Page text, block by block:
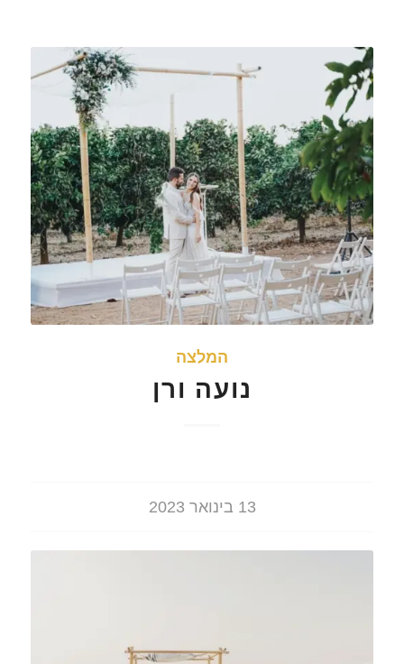
המלצה
נועה ורן
13 בינואר 2023